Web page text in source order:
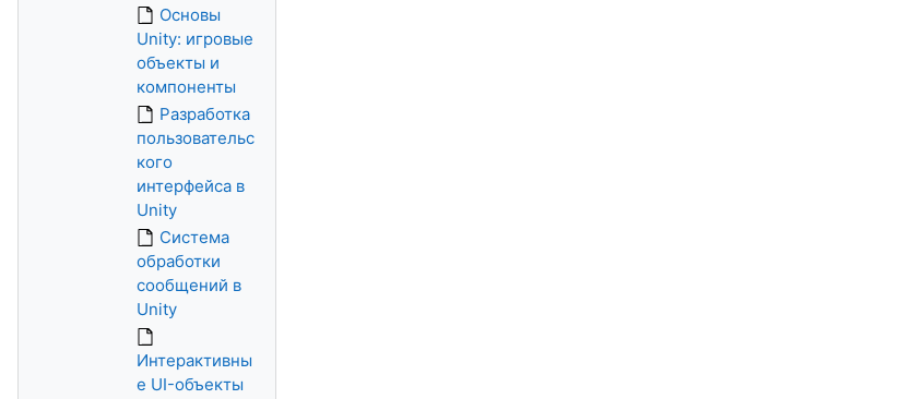
Основы
Unity: игровые
объекты и
компоненты
Разработка
пользовательс
кого
интерфейса в
Unity
Система
обработки
сообщений в
Unity
Интерактивны
е UI-объекты